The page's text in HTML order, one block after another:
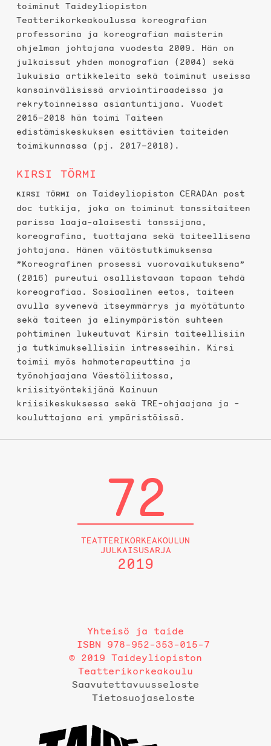
toiminut Taideyliopiston
Teatterikorkeakoulussa koreografian
professorina ja koreografian maisterin
ohjelman johtajana vuodesta 2009. Hän on
julkaissut yhden monografian (2004) sekä
lukuisia artikkeleita sekä toiminut useissa
kansainvälisissä arviointiraadeissa ja
rekrytoinneissa asiantuntijana. Vuodet
2015–2018 hän toimi Taiteen
edistämiskeskuksen esittävien taiteiden
toimikunnassa (pj. 2017–2018).
KIRSI TÖRMI
KIRSI TÖRMI
on Taideyliopiston CERADAn post
doc tutkija, joka on toiminut tanssitaiteen
parissa laaja-alaisesti tanssijana,
koreografina, tuottajana sekä taiteellisena
johtajana. Hänen väitöstutkimuksensa
”Koreografinen prosessi vuorovaikutuksena”
(2016) pureutui osallistavaan tapaan tehdä
koreografiaa. Sosiaalinen eetos, taiteen
avulla syvenevä itseymmärrys ja myötätunto
sekä taiteen ja elinympäristön suhteen
pohtiminen lukeutuvat Kirsin taiteellisiin
ja tutkimuksellisiin intresseihin. Kirsi
toimii myös hahmoterapeuttina ja
työnohjaajana Väestöliitossa,
kriisityöntekijänä Kainuun
kriisikeskuksessa sekä TRE-ohjaajana ja -
kouluttajana eri ympäristöissä.
72
TEATTERIKORKEAKOULUN
JULKAISUSARJA
2019
Yhteisö ja taide
ISBN 978-952-353-015-7
© 2019 Taideyliopiston
Teatterikorkeakoulu
Saavutettavuusseloste
Tietosuojaseloste